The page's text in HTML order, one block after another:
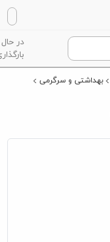
در حال
بهداشتی و سرگرمی